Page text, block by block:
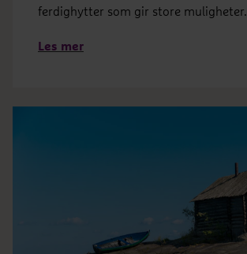
ferdighytter som gir store muligheter.
Les mer